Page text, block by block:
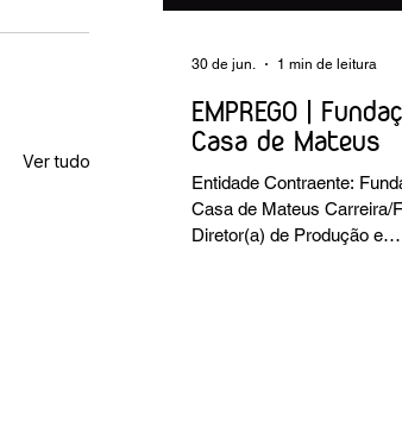
Ver tudo
EMPREGO |
Casa de Mateus
Entidade Contraente:
Casa de Mateus Carreira/
Diretor(a) de Produção e
30 de jun. 1 min de leitura